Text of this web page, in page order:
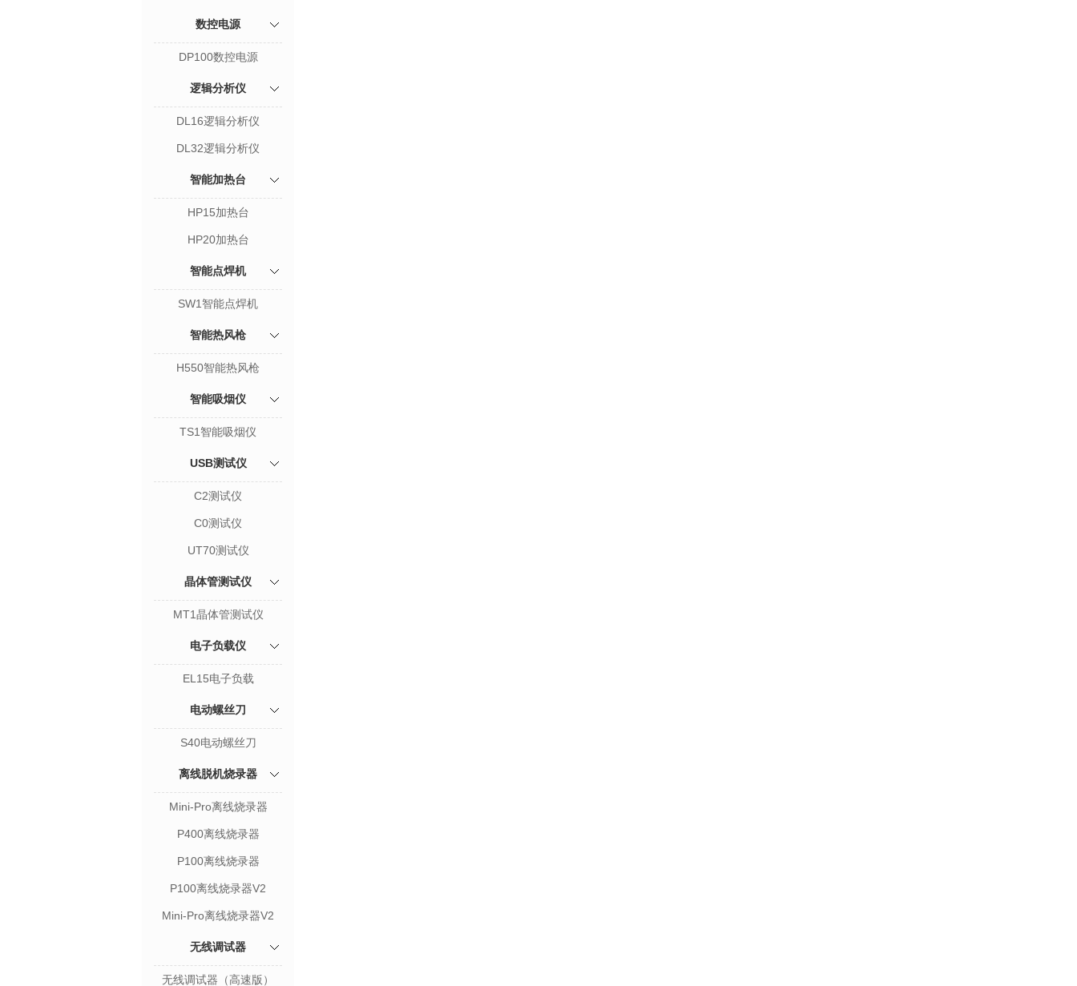
数控电源
DP100数控电源
逻辑分析仪
DL16逻辑分析仪
DL32逻辑分析仪
智能加热台
HP15加热台
HP20加热台
智能点焊机
SW1智能点焊机
智能热风枪
H550智能热风枪
智能吸烟仪
TS1智能吸烟仪
USB测试仪
C2测试仪
C0测试仪
UT70测试仪
晶体管测试仪
MT1晶体管测试仪
电子负载仪
EL15电子负载
电动螺丝刀
S40电动螺丝刀
离线脱机烧录器
Mini-Pro离线烧录器
P400离线烧录器
P100离线烧录器
P100离线烧录器V2
Mini-Pro离线烧录器V2
无线调试器
无线调试器（高速版）